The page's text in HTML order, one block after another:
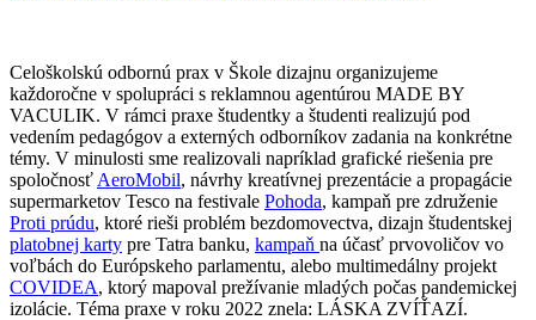
Celoškolskú odbornú prax v Škole dizajnu organizujeme
každoročne v spolupráci s reklamnou agentúrou MADE BY
VACULIK. V rámci praxe študentky a študenti realizujú pod
vedením pedagógov a externých odborníkov zadania na konkrétne
témy. V minulosti sme realizovali napríklad grafické riešenia pre
spoločnosť AeroMobil, návrhy kreatívnej prezentácie a propagácie
supermarketov Tesco na festivale Pohoda, kampaň pre združenie
Proti prúdu, ktoré rieši problém bezdomovectva, dizajn študentskej
platobnej karty pre Tatra banku, kampaň na účasť prvovoličov vo
voľbách do Európskeho parlamentu, alebo multimedálny projekt
COVIDEA, ktorý mapoval prežívanie mladých počas pandemickej
izolácie. Téma praxe v roku 2022 znela: LÁSKA ZVÍŤAZÍ.